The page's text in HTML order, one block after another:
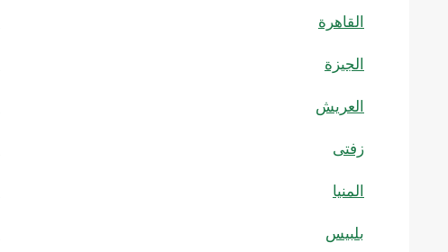
القاهرة
الجيزة
العريش
زفتى
المنيا
بلبيس